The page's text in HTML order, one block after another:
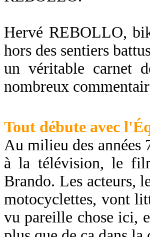
Hervé REBOLLO,
hors des sentiers
un véritable carnet
nombreux
Tout débute avec
Au milieu des années
à la télévision, le
Brando. Les acteurs,
motocyclettes, vont
vu pareille chose ici,